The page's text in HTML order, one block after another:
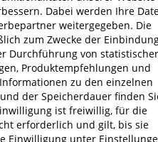
Dabei werden Ihre
weitergegeben. Die
zum Zwecke der
Durchführung von statistischer
Produktempfehlungen und
zu den einzelnen
der Speicherdauer finden
ist freiwillig, für die
erforderlich und gilt, bis sie
Einwilligung unter